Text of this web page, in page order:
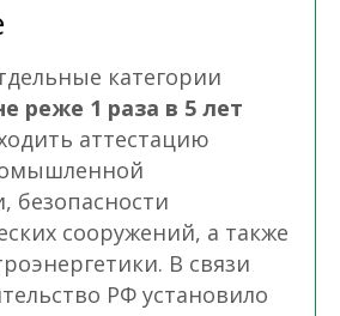
категории
реже 1 раза в 5 лет
аттестацию
безопасности
сооружений, а также
В связи
РФ установило